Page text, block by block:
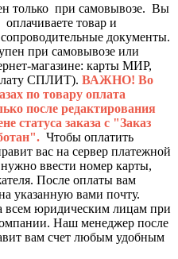
только при самовывозе. Вы
товар и
документы.
при самовывозе или
магазине: карты МИР,
СПЛИТ). ВАЖНО! Во
по товару оплата
после редактирования
статуса заказа с "Заказ
Чтобы оплатить
вас на сервер платежной
ввести номер карты,
После оплаты вам
указанную вами почту.
всем юридическим лицам при
Наш менеджер после
вам счет любым удобным